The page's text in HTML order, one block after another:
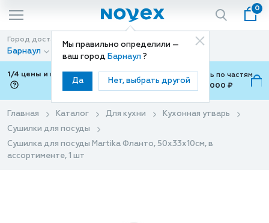
Мы правильно определили —
ваш город Барнаул ?
Да Нет, выбрать другой
0
Город доставки
Барнаул
Способ доставки
Доставка
1/4 цены и покупки ваши с Подели
Можно оплатить по частям
от 700 ₽ до 15,000 ₽
Главная Каталог Для кухни
Кухонная утварь
Сушилки для посуды
Сушилка для посуды Martika Фланто, 50х33х10см, в
ассортименте, 1 шт